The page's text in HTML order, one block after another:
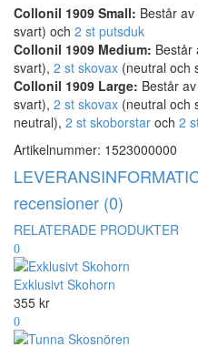
Collonil 1909 Small: Består av
svart) och 2 st putsduk
Collonil 1909 Medium: Består
svart), 2 st skovax (neutral och
Collonil 1909 Large: Består av
svart), 2 st skovax (neutral och
neutral), 2 st skoborstar och 2
Artikelnummer: 1523000000
recensioner (0)
RELATERADE PRODUKTER
Exklusivt Skohorn
355 kr